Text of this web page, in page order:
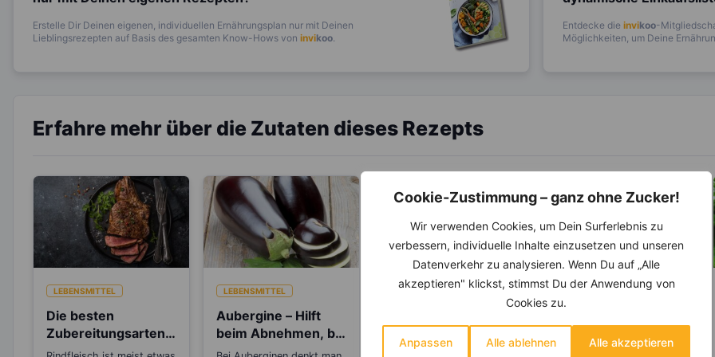
Cookie-Zustimmung – ganz ohne Zucker!
Wir verwenden Cookies, um Dein Surferlebnis zu
verbessern, individuelle Inhalte einzusetzen und unseren
Datenverkehr zu analysieren. Wenn Du auf „Alle
akzeptieren" klickst, stimmst Du der Anwendung von
Cookies zu.
Anpassen Alle ablehnen Alle akzeptieren
Erstelle Dir Deinen eigenen, individuellen Ernährungsplan nur mit Deinen
Lieblingsrezepten auf Basis des gesamten Know-Hows von invikoo.
Entdecke die invikoo-
Möglichkeiten, um Deine
Erfahre mehr über die Zutaten dieses Rezepts
LEBENSMITTEL
Die besten
Zubereitungsarten
für Rindfleisch
LEBENSMITTEL
Aubergine – Hilft
beim Abnehmen, bei
Müdigkeit und
LEBENSMITTEL
Lycopin durchs
LEBENSMITTEL
Antibiotikum und